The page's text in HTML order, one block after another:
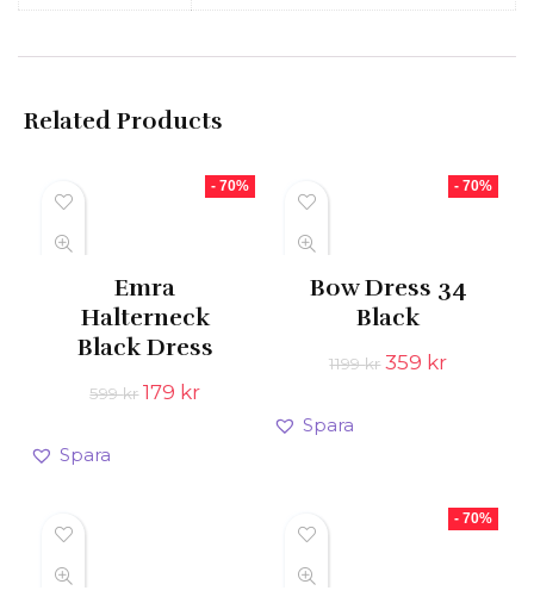
Related Products
- 70%
Emra
Halterneck
Black Dress
599kr Det
ursprungliga
179 krDet
nuvarande
Spara
- 70%
Bow Dress 34
Black
1199kr Det
359 krDet
Spara
- 70%